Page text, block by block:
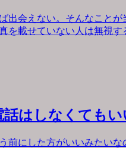
出会えない。そんなこと
を載せていない人は無視
はしなくても
前にした方がいいみたい